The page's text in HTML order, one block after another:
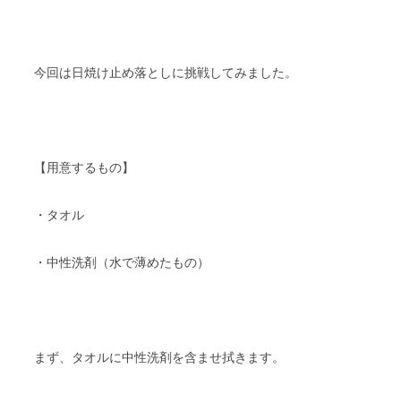
今回は日焼け止め落としに挑戦してみました。
【用意するもの】
・タオル
・中性洗剤（水で薄めたもの）
まず、タオルに中性洗剤を含ませ拭きます。